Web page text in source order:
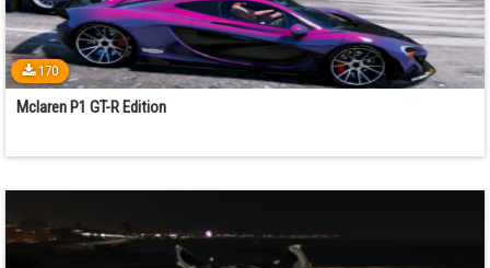
170
Mclaren P1 GT-R Edition